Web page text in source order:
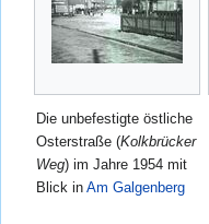
Die unbefestigte östliche
Osterstraße (Kolkbrücker
Weg) im Jahre 1954 mit
Blick in Am Galgenberg